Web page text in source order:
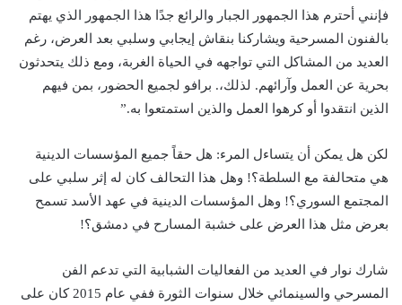
فإنني أحترم هذا الجمهور الجبار والرائع جدًا هذا الجمهور الذي يهتم
بالفنون المسرحية ويشاركنا بنقاش إيجابي وسلبي بعد العرض، رغم
العديد من المشاكل التي تواجهه في الحياة الغربة، ومع ذلك يتحدثون
بحرية عن العمل وآرائهم. لذلك،. برافو لجميع الحضور، بمن فيهم
الذين انتقدوا أو كرهوا العمل والذين استمتعوا به.”
لكن هل يمكن أن يتساءل المرء: هل حقاً جميع المؤسسات الدينية
هي متحالفة مع السلطة؟! وهل هذا التحالف كان له إثر سلبي على
المجتمع السوري؟! وهل المؤسسات الدينية في عهد الأسد تسمح
بعرض مثل هذا العرض على خشبة المسارح في دمشق؟!
شارك نوار في العديد من الفعاليات الشبابية التي تدعم الفن
المسرحي والسينمائي خلال سنوات الثورة ففي عام 2015 كان على